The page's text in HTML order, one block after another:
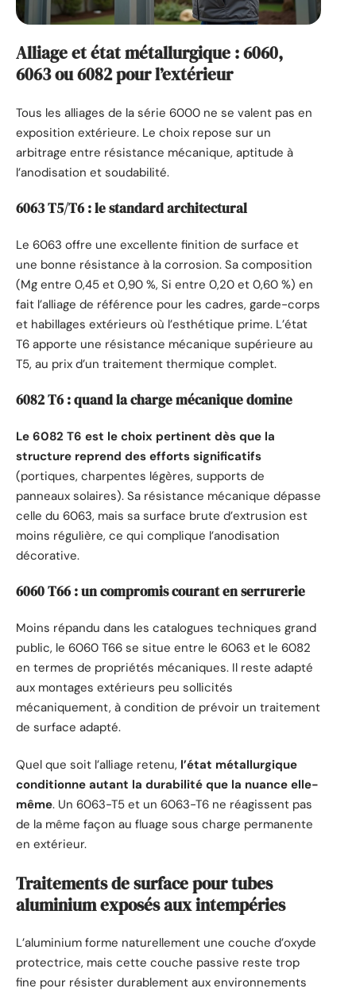
Alliage et état métallurgique : 6060,
6063 ou 6082 pour l’extérieur
Tous les alliages de la série 6000 ne se valent pas en
exposition extérieure. Le choix repose sur un
arbitrage entre résistance mécanique, aptitude à
l’anodisation et soudabilité.
6063 T5/T6 : le standard architectural
Le 6063 offre une excellente finition de surface et
une bonne résistance à la corrosion. Sa composition
(Mg entre 0,45 et 0,90 %, Si entre 0,20 et 0,60 %) en
fait l’alliage de référence pour les cadres, garde-corps
et habillages extérieurs où l’esthétique prime. L’état
T6 apporte une résistance mécanique supérieure au
T5, au prix d’un traitement thermique complet.
6082 T6 : quand la charge mécanique domine
Le 6082 T6 est le choix pertinent dès que la
structure reprend des efforts significatifs
(portiques, charpentes légères, supports de
panneaux solaires). Sa résistance mécanique dépasse
celle du 6063, mais sa surface brute d’extrusion est
moins régulière, ce qui complique l’anodisation
décorative.
6060 T66 : un compromis courant en serrurerie
Moins répandu dans les catalogues techniques grand
public, le 6060 T66 se situe entre le 6063 et le 6082
en termes de propriétés mécaniques. Il reste adapté
aux montages extérieurs peu sollicités
mécaniquement, à condition de prévoir un traitement
de surface adapté.
Quel que soit l’alliage retenu, l’état métallurgique
conditionne autant la durabilité que la nuance elle-
même. Un 6063-T5 et un 6063-T6 ne réagissent pas
de la même façon au fluage sous charge permanente
en extérieur.
Traitements de surface pour tubes
aluminium exposés aux intempéries
L’aluminium forme naturellement une couche d’oxyde
protectrice, mais cette couche passive reste trop
fine pour résister durablement aux environnements